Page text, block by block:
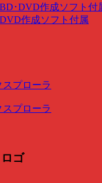
･DVD作成ソフト付
作成ソフト付属
スプローラ
スプローラ